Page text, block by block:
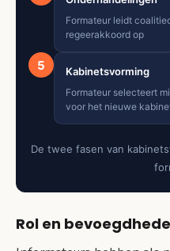
Formateur leidt
regeerakkoord op
5 Kabinetsvorming
Formateur selecteert
voor het nieuwe
De twee fasen van
Rol en